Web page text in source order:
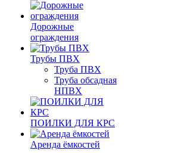
Дорожные
ограждения
Трубы ПВХ
Труба ПВХ
Труба обсадная
НПВХ
ПОИЛКИ ДЛЯ КРС
Аренда ёмкостей